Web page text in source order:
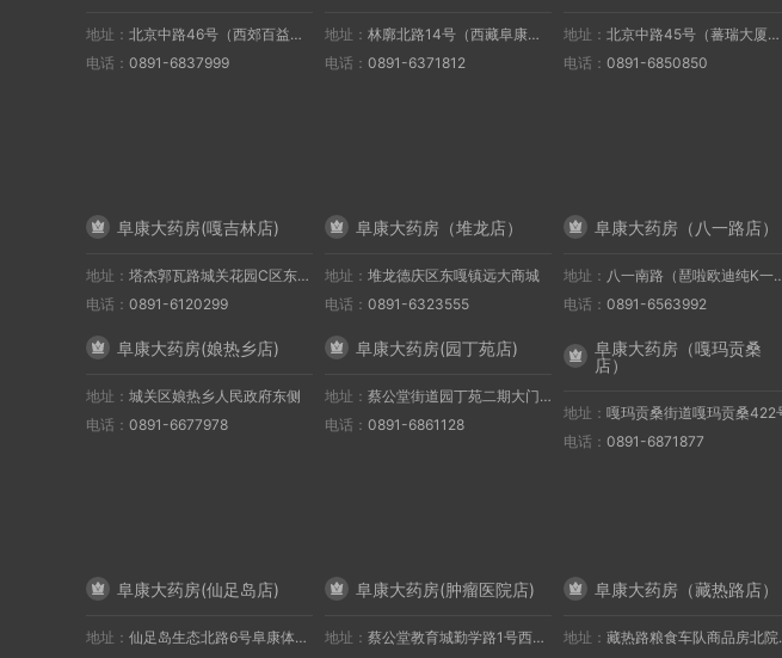
地址： 北京中路46号（西郊百益旁）
电话： 0891-6837999
地址： 林廓北路14号（西藏阜康医院一楼）
电话： 0891-6371812
地址： 北京中路45号（蕃瑞大厦一楼）
电话： 0891-6850850
阜康大药房(嘎吉林店)
地址： 塔杰郭瓦路城关花园C区东街商铺(嘎吉林广场对面)
电话： 0891-6120299
阜康大药房（堆龙店）
地址： 堆龙德庆区东嘎镇远大商城
电话： 0891-6323555
阜康大药房（八一路店）
地址： 八一南路（琶啦欧迪纯K一楼）
电话： 0891-6563992
阜康大药房(娘热乡店)
地址： 城关区娘热乡人民政府东侧
电话： 0891-6677978
阜康大药房(园丁苑店)
地址： 蔡公堂街道园丁苑二期大门西侧
电话： 0891-6861128
阜康大药房（嘎玛贡桑
店）
地址： 嘎玛贡桑街道嘎玛贡桑422
电话： 0891-6871877
阜康大药房(仙足岛店)
地址： 仙足岛生态北路6号阜康体检中心大门右侧
阜康大药房(肿瘤医院店)
地址： 蔡公堂教育城勤学路1号西藏阜康肿瘤医院大门左侧
阜康大药房（藏热路店）
地址： 藏热路粮食车队商品房北院4号楼临街门面房（亚朵酒店斜对面）